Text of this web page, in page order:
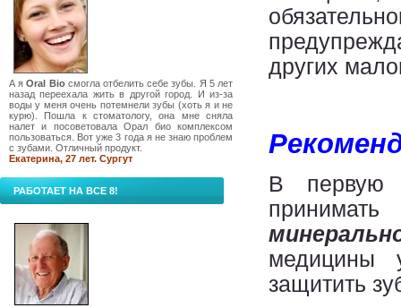
А я Oral Bio смогла отбелить себе зубы. Я 5 лет
назад переехала жить в другой город. И из-за
воды у меня очень потемнели зубы (хоть я и не
курю). Пошла к стоматологу, она мне сняла
налет и посоветовала Орал био комплексом
пользоваться. Вот уже 3 года я не знаю проблем
с зубами. Отличный продукт.
Екатерина, 27 лет. Сургут
РАБОТАЕТ НА ВСЕ 8!
других
В первую
медицины
защитить